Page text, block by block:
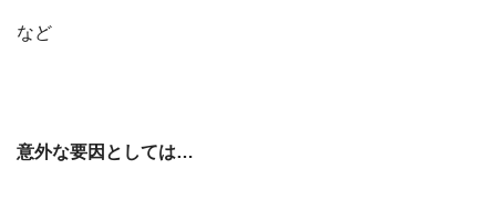
など
意外な要因としては…